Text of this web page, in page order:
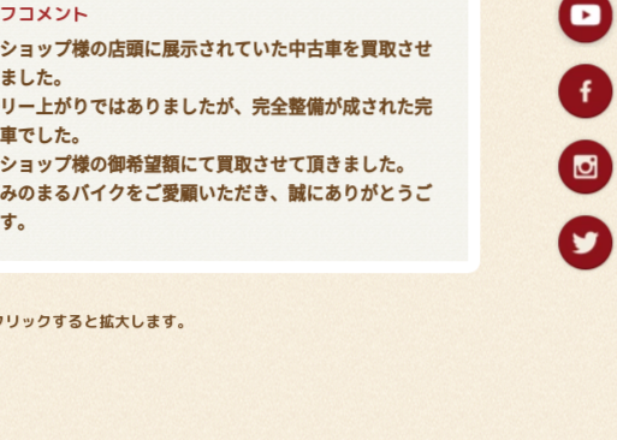
コメント
ョップ様の店頭に展示されていた中古車を買取させ
した。
ー上がりではありましたが、完全整備が成された完
でした。
ョップ様の御希望額にて買取させて頂きました。
のまるバイクをご愛顧いただき、誠にありがとうご
。
ックすると拡大します。